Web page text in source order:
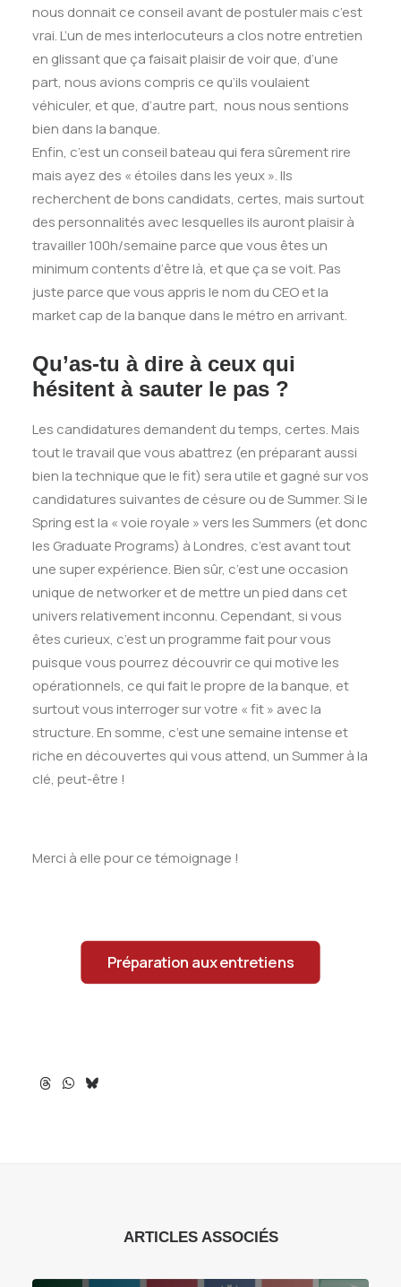
nous donnait ce conseil avant de postuler mais c’est
vrai. L’un de mes interlocuteurs a clos notre entretien
en glissant que ça faisait plaisir de voir que, d’une
part, nous avions compris ce qu’ils voulaient
véhiculer, et que, d’autre part, nous nous sentions
bien dans la banque.
Enfin, c’est un conseil bateau qui fera sûrement rire
mais ayez des « étoiles dans les yeux ». Ils
recherchent de bons candidats, certes, mais surtout
des personnalités avec lesquelles ils auront plaisir à
travailler 100h/semaine parce que vous êtes un
minimum contents d’être là, et que ça se voit. Pas
juste parce que vous appris le nom du CEO et la
market cap de la banque dans le métro en arrivant.
Qu’as-tu à dire à ceux qui
hésitent à sauter le pas ?
Les candidatures demandent du temps, certes. Mais
tout le travail que vous abattrez (en préparant aussi
bien la technique que le fit) sera utile et gagné sur vos
candidatures suivantes de césure ou de Summer. Si le
Spring est la « voie royale » vers les Summers (et donc
les Graduate Programs) à Londres, c’est avant tout
une super expérience. Bien sûr, c’est une occasion
unique de networker et de mettre un pied dans cet
univers relativement inconnu. Cependant, si vous
êtes curieux, c’est un programme fait pour vous
puisque vous pourrez découvrir ce qui motive les
opérationnels, ce qui fait le propre de la banque, et
surtout vous interroger sur votre « fit » avec la
structure. En somme, c’est une semaine intense et
riche en découvertes qui vous attend, un Summer à la
clé, peut-être !
Merci à elle pour ce témoignage !
Préparation aux entretiens
ARTICLES ASSOCIÉS